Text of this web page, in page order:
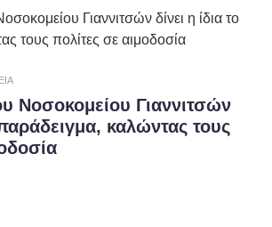
Νοσοκομείου Γιαννιτσών
παράδειγμα, καλώντας τους